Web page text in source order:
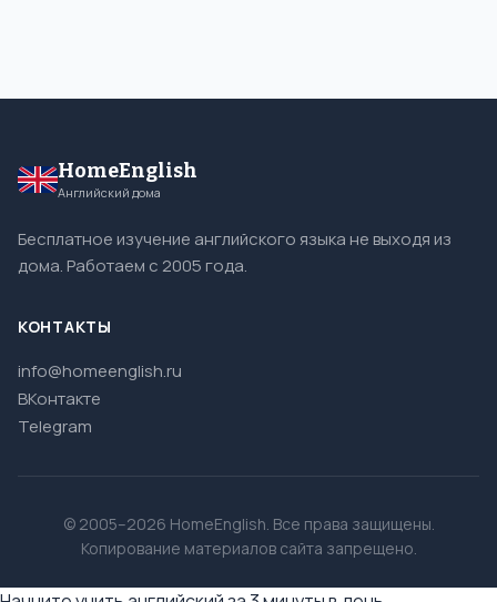
HomeEnglish
Английский дома
Бесплатное изучение английского языка не выходя из
дома. Работаем с 2005 года.
КОНТАКТЫ
info@homeenglish.ru
ВКонтакте
Telegram
© 2005–2026 HomeEnglish. Все права защищены.
Копирование материалов сайта запрещено.